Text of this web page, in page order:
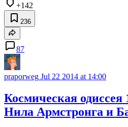
+142
236
87
praporweg Jul 22 2014 at 14:00
Космическая
Нила Армстронга и